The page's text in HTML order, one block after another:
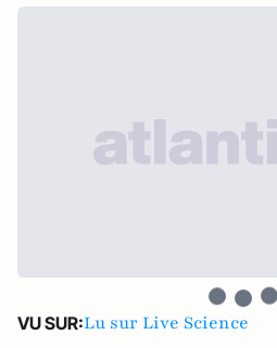
VU SUR:Lu sur Live Science